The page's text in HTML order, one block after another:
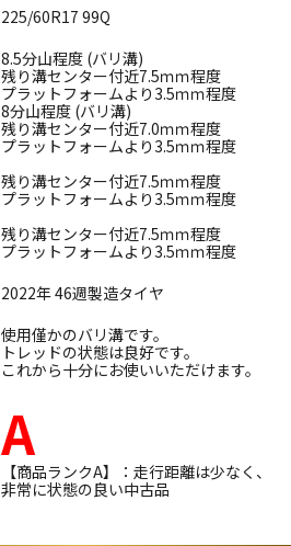
225/60R17 99Q
8.5分山程度 (バリ溝)
残り溝センター付近7.5ｍｍ程度
プラットフォームより3.5ｍｍ程度
8分山程度 (バリ溝)
残り溝センター付近7.0ｍｍ程度
プラットフォームより3.5ｍｍ程度
残り溝センター付近7.5ｍｍ程度
プラットフォームより3.5ｍｍ程度
残り溝センター付近7.5ｍｍ程度
プラットフォームより3.5ｍｍ程度
2022年 46週製造タイヤ
使用僅かのバリ溝です。
トレッドの状態は良好です。
これから十分にお使いいただけます。
A
【商品ランクA】：走行距離は少なく、
非常に状態の良い中古品